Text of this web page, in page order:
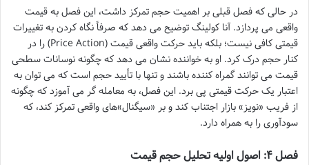
در حالی که فصل قبلی بر اهمیت حجم تمرکز داشت، این فصل به قیمت
واقعی می پردازد. آنا کولینگ توضیح می دهد که صرفاً نگاه کردن به تغییرات
قیمتی کافی نیست؛ بلکه باید حرکت واقعی قیمت (Price Action) را در
کنار حجم درک کرد. او به خواننده نشان می دهد که چگونه نوسانات سطحی
قیمت می توانند گمراه کننده باشند و تنها با تأیید حجم است که می توان به
اعتبار یک حرکت قیمتی پی برد. این فصل، به معامله گر می آموزد که چگونه
از فریب «نویز» بازار اجتناب کند و بر «سیگنال»های واقعی تمرکز کند، که
سودآوری را به همراه دارد.
فصل ۴: اصول اولیه تحلیل حجم قیمت